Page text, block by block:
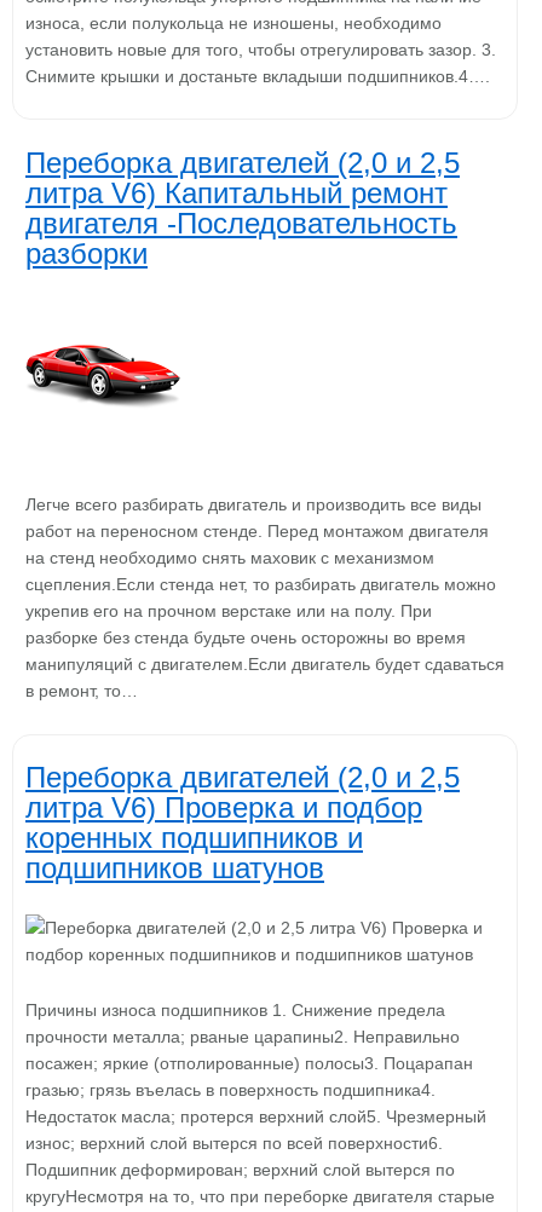
износа, если полукольца не изношены, необходимо
установить новые для того, чтобы отрегулировать зазор. 3.
Снимите крышки и достаньте вкладыши подшипников.4….
Переборка двигателей (2,0 и 2,5
литра V6) Капитальный ремонт
двигателя -Последовательность
разборки
Легче всего разбирать двигатель и производить все виды
работ на переносном стенде. Перед монтажом двигателя
на стенд необходимо снять маховик с механизмом
сцепления.Если стенда нет, то разбирать двигатель можно
укрепив его на прочном верстаке или на полу. При
разборке без стенда будьте очень осторожны во время
манипуляций с двигателем.Если двигатель будет сдаваться
в ремонт, то…
Переборка двигателей (2,0 и 2,5
литра V6) Проверка и подбор
коренных подшипников и
подшипников шатунов
Причины износа подшипников 1. Снижение предела
прочности металла; рваные царапины2. Неправильно
посажен; яркие (отполированные) полосы3. Поцарапан
гразью; грязь въелась в поверхность подшипника4.
Недостаток масла; протерся верхний слой5. Чрезмерный
износ; верхний слой вытерся по всей поверхности6.
Подшипник деформирован; верхний слой вытерся по
кругуНесмотря на то, что при переборке двигателя старые